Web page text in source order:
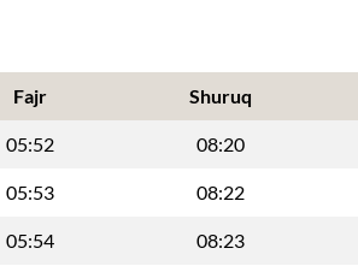
Fajr Shuruq
05:52 08:20
05:53 08:22
05:54 08:23